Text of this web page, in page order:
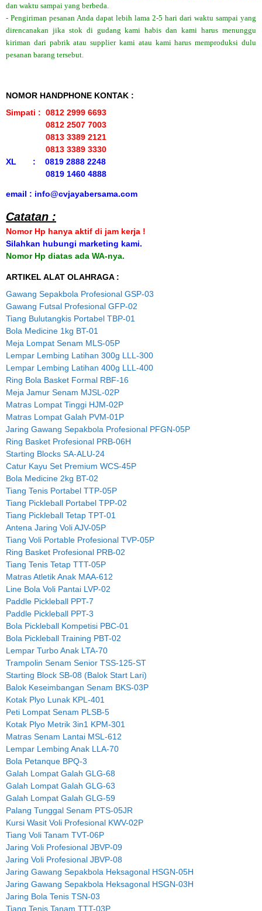
dan waktu sampai yang berbeda.
- Pengiriman pesanan Anda dapat lebih lama 2-5 hari dari waktu sampai yang
direncanakan jika stok di gudang kami habis dan kami harus menunggu
kiriman dari pabrik atau supplier kami atau kami harus memproduksi dulu
pesanan barang tersebut.
NOMOR HANDPHONE KONTAK :
Simpati : 0812 2999 6693
0812 2507 7003
0813 3389 2121
0813 3389 3330
XL : 0819 2888 2248
0819 1460 4888
email : info@cvjayabersama.com
Catatan :
Nomor Hp hanya aktif di jam kerja !
Silahkan hubungi marketing kami.
Nomor Hp diatas ada WA-nya.
ARTIKEL ALAT OLAHRAGA :
Gawang Sepakbola Profesional GSP-03
Gawang Futsal Profesional GFP-02
Tiang Bulutangkis Portabel TBP-01
Bola Medicine 1kg BT-01
Meja Lompat Senam MLS-05P
Lempar Lembing Latihan 300g LLL-300
Lempar Lembing Latihan 400g LLL-400
Ring Bola Basket Formal RBF-16
Meja Jamur Senam MJSL-02P
Matras Lompat Tinggi HJM-02P
Matras Lompat Galah PVM-01P
Jaring Gawang Sepakbola Profesional PFGN-05P
Ring Basket Profesional PRB-06H
Starting Blocks SA-ALU-24
Catur Kayu Set Premium WCS-45P
Bola Medicine 2kg BT-02
Tiang Tenis Portabel TTP-05P
Tiang Pickleball Portabel TPP-02
Tiang Pickleball Tetap TPT-01
Antena Jaring Voli AJV-05P
Tiang Voli Portable Profesional TVP-05P
Ring Basket Profesional PRB-02
Tiang Tenis Tetap TTT-05P
Matras Atletik Anak MAA-612
Line Bola Voli Pantai LVP-02
Paddle Pickleball PPT-7
Paddle Pickleball PPT-3
Bola Pickleball Kompetisi PBC-01
Bola Pickleball Training PBT-02
Lempar Turbo Anak LTA-70
Trampolin Senam Senior TSS-125-ST
Starting Block SB-08 (Balok Start Lari)
Balok Keseimbangan Senam BKS-03P
Kotak Plyo Lunak KPL-401
Peti Lompat Senam PLSB-5
Kotak Plyo Metrik 3in1 KPM-301
Matras Senam Lantai MSL-612
Lempar Lembing Anak LLA-70
Bola Petanque BPQ-3
Galah Lompat Galah GLG-68
Galah Lompat Galah GLG-63
Galah Lompat Galah GLG-59
Palang Tunggal Senam PTS-05JR
Kursi Wasit Voli Profesional KWV-02P
Tiang Voli Tanam TVT-06P
Jaring Voli Profesional JBVP-09
Jaring Voli Profesional JBVP-08
Jaring Gawang Sepakbola Heksagonal HSGN-05H
Jaring Gawang Sepakbola Heksagonal HSGN-03H
Jaring Bola Tenis TSN-03
Tiang Tenis Tanam TTT-03P